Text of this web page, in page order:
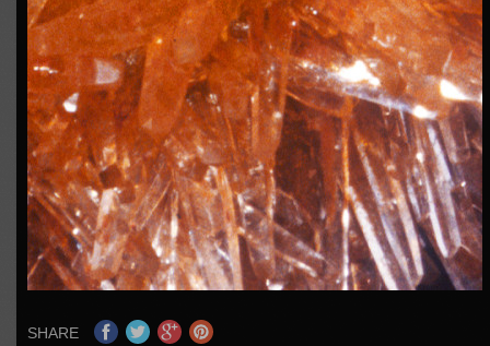
SHARE